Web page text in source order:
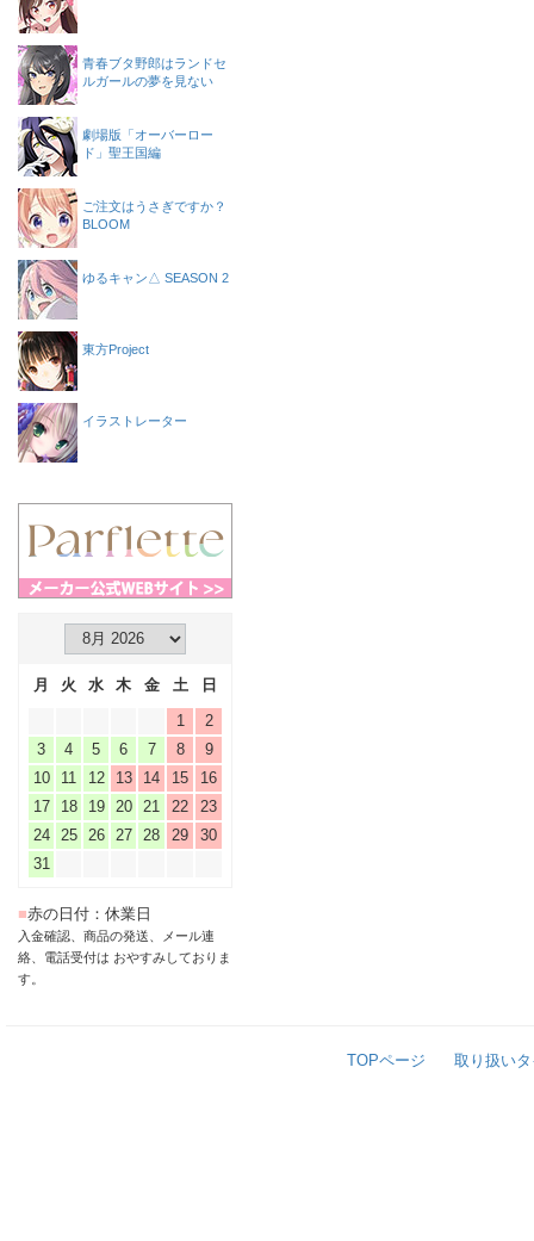
青春ブタ野郎はランドセ
ルガールの夢を見ない
劇場版「オーバーロー
ド」聖王国編
ご注文はうさぎですか？
BLOOM
ゆるキャン△ SEASON 2
東方Project
イラストレーター
月 火 水 木 金 土
日
1
2
3
4 5 6 7 8
9
10
11 12 13 14 15
16
17
18 19 20 21 22
23
24
25 26 27 28 29
30
31
■赤の日付：休業日
入金確認、商品の発送、メール連
絡、電話受付は おやすみしておりま
す。
TOPページ 取り扱い